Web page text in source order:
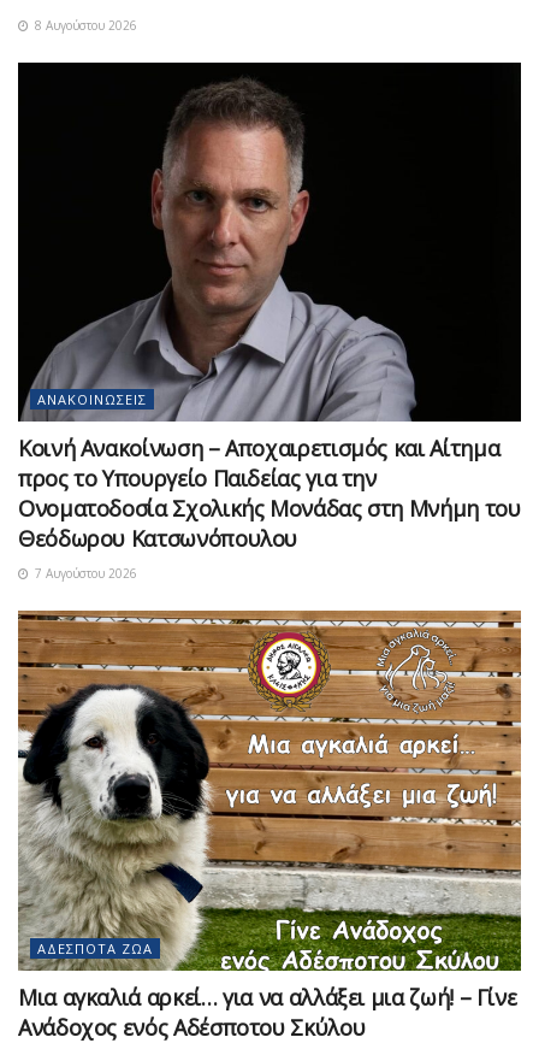
8 Αυγούστου 2026
ΑΝΑΚΟΙΝΏΣΕΙΣ
Κοινή Ανακοίνωση – Αποχαιρετισμός και Αίτημα
προς το Υπουργείο Παιδείας για την
Ονοματοδοσία Σχολικής Μονάδας στη Μνήμη του
Θεόδωρου Κατσωνόπουλου
7 Αυγούστου 2026
ΑΔΈΣΠΟΤΑ ΖΏΑ
Μια αγκαλιά αρκεί… για να αλλάξει μια ζωή! – Γίνε
Ανάδοχος ενός Αδέσποτου Σκύλου